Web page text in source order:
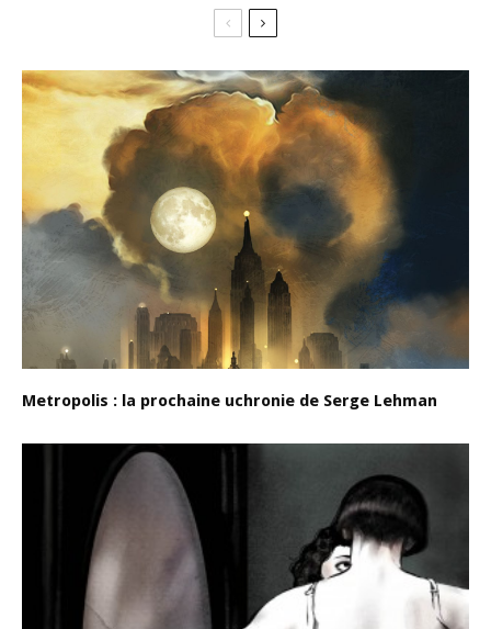
Metropolis : la prochaine uchronie de Serge Lehman